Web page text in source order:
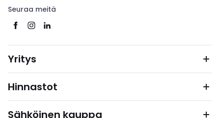
Seuraa meitä
Yritys
Hinnastot
Sähköinen kauppa